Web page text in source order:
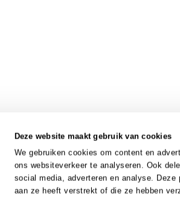
Deze website maakt gebruik van cookies
We gebruiken cookies om content en
ons websiteverkeer te analyseren. Ook
social media, adverteren en analyse.
aan ze heeft verstrekt of die ze hebben